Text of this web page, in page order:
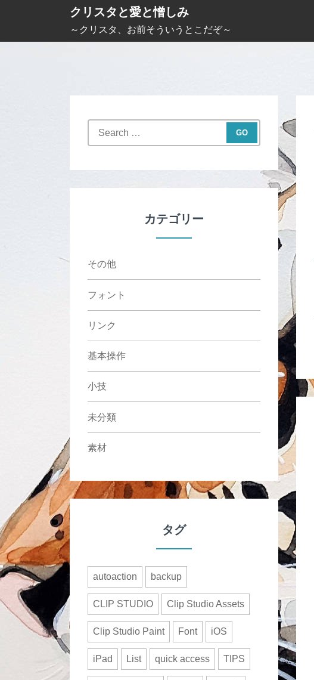
i
クリスタと愛と憎しみ
～クリスタ、お前そういうとこだぞ～
カテゴリー
その他
フォント
リンク
基本操作
小技
未分類
素材
タグ
autoaction backup
CLIP STUDIO Clip Studio Assets
Clip Studio Paint Font iOS
iPad List quick access TIPS